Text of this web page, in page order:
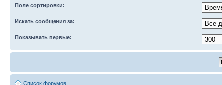
Поле сортировки:
Искать сообщения за:
Показывать первые:
Список форумов